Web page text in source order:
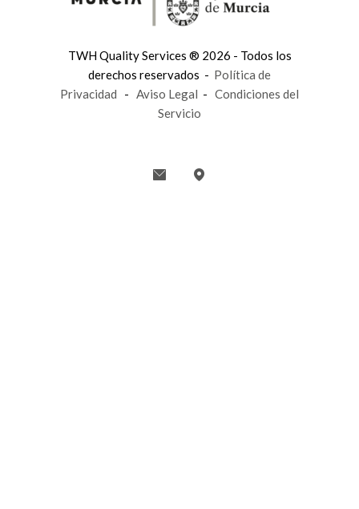
TWH Quality Services ® 2026 - Todos los
derechos reservados - Política de
Privacidad - Aviso Legal - Condiciones del
Servicio